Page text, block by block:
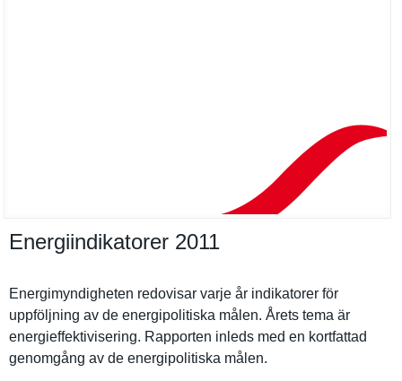
Energiindikatorer 2011
Energimynd­igheten redovisar varje år indikatore­r för
uppföljnin­g av de energipoli­tiska målen. Årets tema är
energieffe­ktiviserin­g. Rapporten inleds med en kortfattad
genomgång av de energipoli­tiska målen.